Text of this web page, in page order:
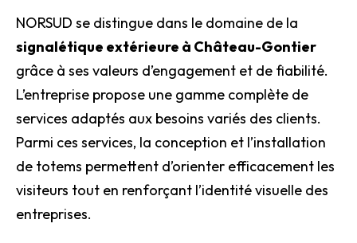
NORSUD se distingue dans le domaine de la
signalétique extérieure à Château-Gontier
grâce à ses valeurs d’engagement et de fiabilité.
L’entreprise propose une gamme complète de
services adaptés aux besoins variés des clients.
Parmi ces services, la conception et l’installation
de totems permettent d’orienter efficacement les
visiteurs tout en renforçant l’identité visuelle des
entreprises.